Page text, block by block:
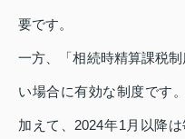
要です。
一方、「相続時精算課税
い場合に有効な制度です
加えて、2024年1月以降